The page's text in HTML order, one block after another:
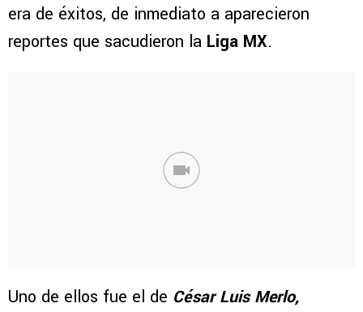
era de éxitos, de inmediato a aparecieron
reportes que sacudieron la Liga MX.
Uno de ellos fue el de César Luis Merlo,